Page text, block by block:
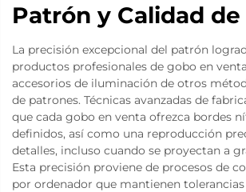
Patrón y Calidad
La precisión excepcional del patrón
productos profesionales de gobo en
accesorios de iluminación de otros
de patrones. Técnicas avanzadas de
que cada gobo en venta ofrezca bordes
definidos, así como una reproducción
detalles, incluso cuando se proyectan a
Esta precisión proviene de procesos de
por ordenador que mantienen